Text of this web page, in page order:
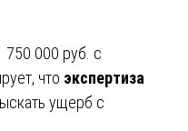
750 000 руб. с
что экспертиза
ущерб с